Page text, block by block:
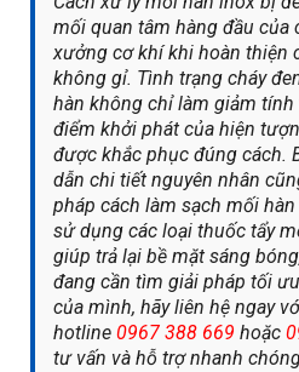
mối quan tâm hàng đầu của
xưởng cơ khí khi hoàn thiện
không gỉ. Tình trạng cháy
hàn không chỉ làm giảm
điểm khởi phát của hiện
được khắc phục đúng cách.
dẫn chi tiết nguyên nhân
pháp cách làm sạch mối
sử dụng các loại thuốc tẩy
giúp trả lại bề mặt sáng
đang cần tìm giải pháp tối
của mình, hãy liên hệ ngay
hotline 0967 388 669 hoặc
tư vấn và hỗ trợ nhanh